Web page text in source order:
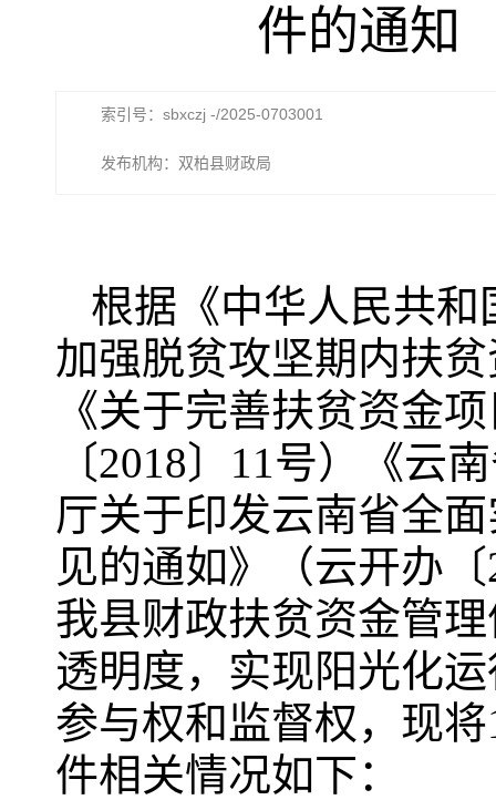
件的通知
索引号：sbxczj -/2025-0703001
发布机构：双柏县财政局
根据《中华人民共
加强脱贫攻坚期内扶
《关于完善扶贫资金
〔2018〕11号）《云
厅关于印发云南省全
见的通如》（云开办
我县财政扶贫资金管
透明度，实现阳光化
参与权和监督权，现
件相关情况如下：